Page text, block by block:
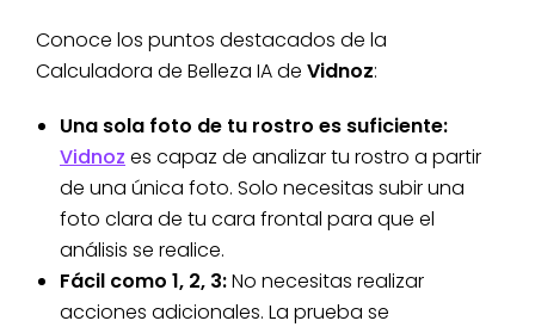
Conoce los puntos destacados de la
Calculadora de Belleza IA de Vidnoz:
Una sola foto de tu rostro es suficiente:
Vidnoz es capaz de analizar tu rostro a partir
de una única foto. Solo necesitas subir una
foto clara de tu cara frontal para que el
análisis se realice.
Fácil como 1, 2, 3:No necesitas realizar
acciones adicionales. La prueba se